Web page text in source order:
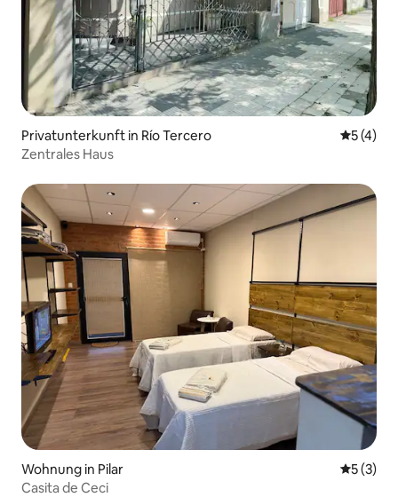
Privatunterkunft in Río Tercero
5 (4)
Zentrales Haus
Wohnung in Pilar
5 (3)
Casita de Ceci